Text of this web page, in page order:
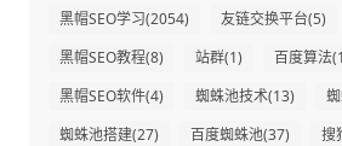
黑帽SEO学习(2054) 友链交换平台(5)
黑帽SEO教程(8) 站群(1) 百度算法
黑帽SEO软件(4) 蜘蛛池技术(13)
蜘蛛池搭建(27) 百度蜘蛛池(37) 搜